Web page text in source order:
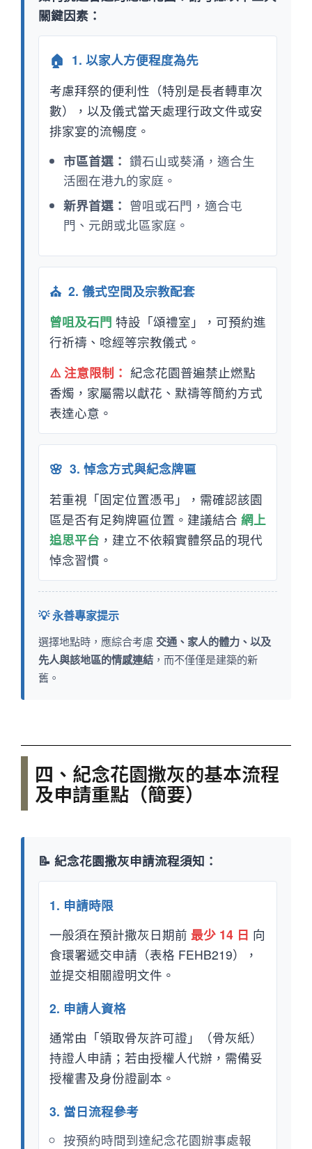
關鍵因素：
🏠 1. 以家人方便程度為先
考慮拜祭的便利性（特別是長者轉車次
數），以及儀式當天處理行政文件或安
排家宴的流暢度。
市區首選： 鑽石山或葵涌，適合生
活圈在港九的家庭。
新界首選： 曾咀或石門，適合屯
門、元朗或北區家庭。
⛪ 2. 儀式空間及宗教配套
曾咀及石門 特設「頌禮室」，可預約進
行祈禱、唸經等宗教儀式。
⚠️ 注意限制： 紀念花園普遍禁止燃點
香燭，家屬需以獻花、默禱等簡約方式
表達心意。
🌸 3. 悼念方式與紀念牌匾
若重視「固定位置憑弔」，需確認該園
區是否有足夠牌匾位置。建議結合 網上
追思平台 ，建立不依賴實體祭品的現代
悼念習慣。
💡 永善專家提示
選擇地點時，應綜合考慮 交通、家人的體力、以及
先人與該地區的情感連結 ，而不僅僅是建築的新
舊。
四、紀念花園撒灰的基本流程
及申請重點（簡要）
📝 紀念花園撒灰申請流程須知：
1. 申請時限
一般須在預計撒灰日期前 最少 14 日 向
食環署遞交申請（表格 FEHB219），
並提交相關證明文件。
2. 申請人資格
通常由「領取骨灰許可證」（骨灰紙）
持證人申請；若由授權人代辦，需備妥
授權書及身份證副本。
3. 當日流程參考
按預約時間到達紀念花園辦事處報